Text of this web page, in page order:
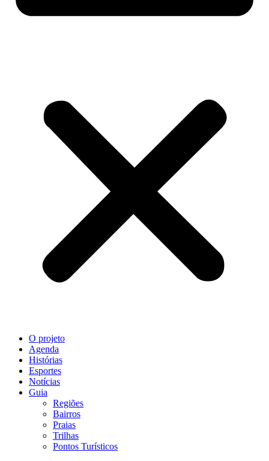
O projeto
Agenda
Histórias
Esportes
Notícias
Guia
Regiões
Bairros
Praias
Trilhas
Pontos Turísticos